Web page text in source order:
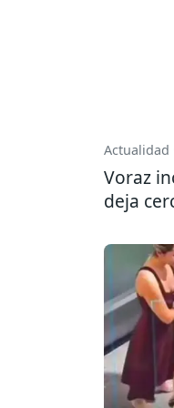
Actualidad
Voraz
deja